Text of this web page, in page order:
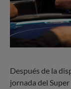
Después de la
jornada del